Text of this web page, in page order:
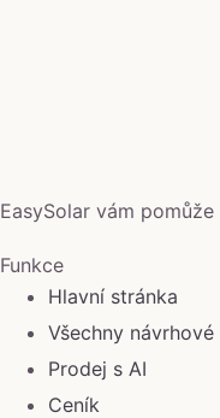
EasySolar vám
Funkce
Hlavní stránka
Všechny
Prodej s AI
Ceník